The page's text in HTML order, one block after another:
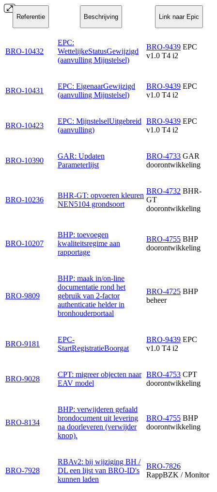
Referentie Beschrijving Link naar Epic
BRO-10432
EPC:
WettelijkeStatusGewijzigd
(aanvulling Mijnstelsel)
BRO-9439 EPC
v1.0 T4 i2
BRO-10431
EPC: EigenaarGewijzigd
(aanvulling Mijnstelsel)
BRO-9439 EPC
v1.0 T4 i2
BRO-10423
EPC: MijnstelselUitgebreid
(aanvulling)
BRO-9439 EPC
v1.0 T4 i2
BRO-10390
GAR: Updaten
Parameterlijst
BRO-4733 GAR
doorontwikkeling
BRO-10236
BHR-GT: opvoeren kleuren
NEN5104 grondsoort
BRO-4732 BHR-
GT
doorontwikkeling
BRO-10207
BHP: toevoegen
kwaliteitsregime aan
rapportage
BRO-4755 BHP
doorontwikkeling
BRO-9809
BHP: maak in/on-line
documentatie rond het
gebruik van 2-factor
authenticatie helder in
bronhouderportaal
BRO-4725 BHP
beheer
BRO-9181
EPC-
StartRegistratieBoorgat
BRO-9439 EPC
v1.0 T4 i2
BRO-9028
CPT: migreer objecten naar
EAV model
BRO-4753 CPT
doorontwikkeling
BRO-8134
BHP: verwijderen gefaald
brondocument uit levering
na doorleveren (verwijder
knop).
BRO-4755 BHP
doorontwikkeling
BRO-7928
RBAv2: bij wijziging BH /
DL een lijst van BRO-ID's
kunnen laden
BRO-7826
RappBZK / Monitor